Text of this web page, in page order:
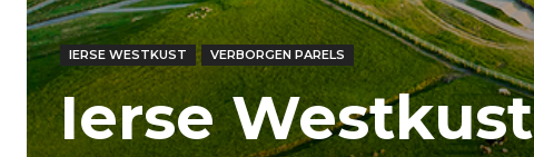
IERSE WESTKUST VERBORGEN PARELS
Ierse Westkust